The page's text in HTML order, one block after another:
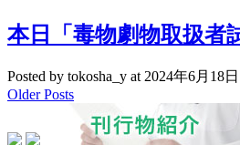
本日「毒物劇物取扱者
Posted by tokosha_y at 2024年6月18日
Older Posts